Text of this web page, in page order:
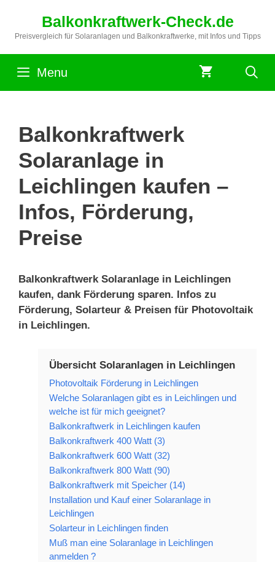
springen
Balkonkraftwerk-Check.de
Preisvergleich für Solaranlagen und Balkonkraftwerke, mit Infos und Tipps
Menu
Balkonkraftwerk
Solaranlage in
Leichlingen kaufen –
Infos, Förderung,
Preise
Balkonkraftwerk Solaranlage in Leichlingen
kaufen, dank Förderung sparen. Infos zu
Förderung, Solarteur & Preisen für Photovoltaik
in Leichlingen.
Übersicht Solaranlagen in Leichlingen
Photovoltaik Förderung in Leichlingen
Welche Solaranlagen gibt es in Leichlingen und
welche ist für mich geeignet?
Balkonkraftwerk in Leichlingen kaufen
Balkonkraftwerk 400 Watt (3)
Balkonkraftwerk 600 Watt (32)
Balkonkraftwerk 800 Watt (90)
Balkonkraftwerk mit Speicher (14)
Installation und Kauf einer Solaranlage in
Leichlingen
Solarteur in Leichlingen finden
Muß man eine Solaranlage in Leichlingen
anmelden ?